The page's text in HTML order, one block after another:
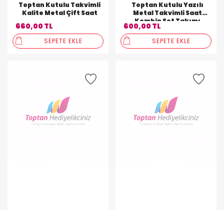
Toptan Kutulu Takvimli
Kalite Metal Çift Saat
660,00 TL
SEPETE EKLE
Toptan Kutulu Yazılı
Metal Takvimli Saat
Kombin Set Takımı
600,00 TL
SEPETE EKLE